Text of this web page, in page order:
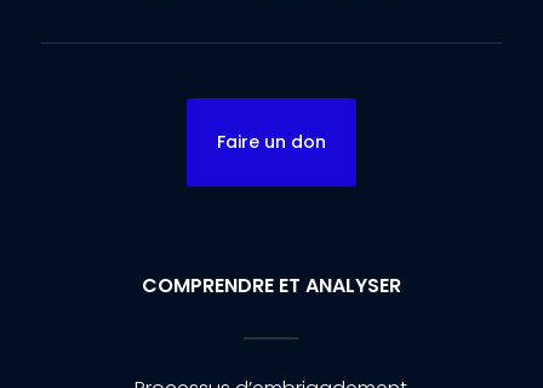
Faire un don
COMPRENDRE ET ANALYSER